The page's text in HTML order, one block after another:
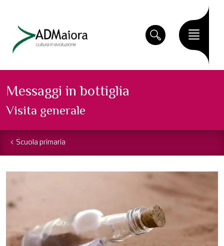
Messaggi in bottiglia
Visita generale
Scuola primaria